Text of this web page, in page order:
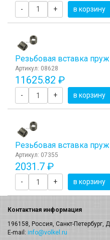
- + в корзину
Резьбовая вставка
Артикул: 08628
11625.82 ₽
- + в корзину
Резьбовая вставка
Артикул: 07355
2031.7 ₽
- + в корзину
Контактная информация
196158, Россия, Санкт-Петербург,
E-mail: info@volkel.ru